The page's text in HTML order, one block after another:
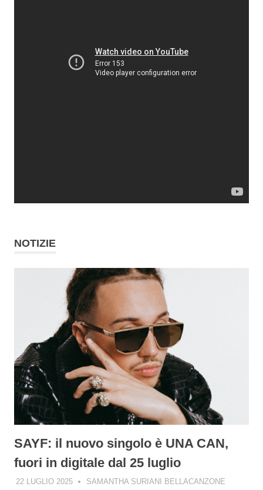
NOTIZIE
SAYF: il nuovo singolo è UNA CAN,
fuori in digitale dal 25 luglio
22 LUGLIO 2025 SAMANTHA SURIANI BELLACANZONE